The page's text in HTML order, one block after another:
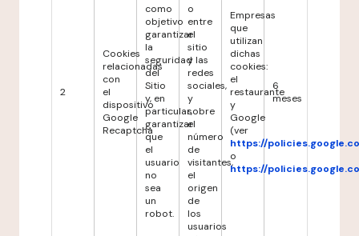
2
Cookies
relacionadas
con
el
dispositivo
Google
Recaptcha
como
objetivo
garantizar
la
seguridad
del
Sitio
y, en
particular,
garantizar
que
el
usuario
no
sea
un
robot.
o
entre
el
sitio
y las
redes
sociales,
y
sobre
el
número
de
visitantes,
el
origen
de
los
usuarios
Empresas
que
utilizan
dichas
cookies:
el
restaurante
y
Google
(ver
https://
o
https://
6
meses